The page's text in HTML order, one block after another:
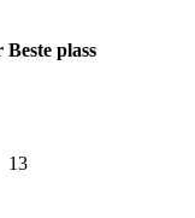
Beste plass
13